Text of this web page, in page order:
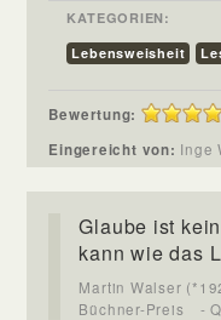
KATEGORIEN:
Lebensweisheit
Bewertung:
Eingereicht von: Inge
Glaube ist
kann wie das
Martin Walser
Büchner-Preis
-